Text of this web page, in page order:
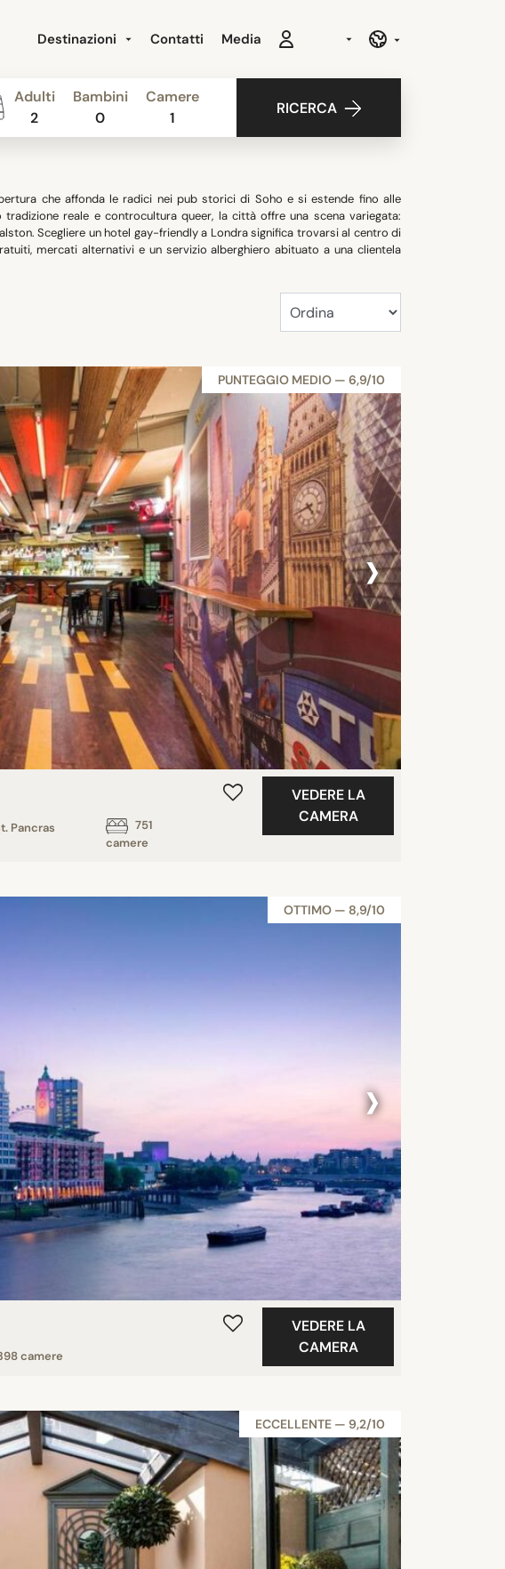
Destinazioni Contatti Media
Adulti
2
Bambini
0
Camere
1
RICERCA
che affonda le radici nei pub storici di Soho e si estende fino alle
reale e controcultura queer, la città offre una scena variegata:
Scegliere un hotel gay-friendly a Londra significa trovarsi al centro di
mercati alternativi e un servizio alberghiero abituato a una clientela
PUNTEGGIO MEDIO — 6,9/10
›
Pancras
751
camere
VEDERE LA
CAMERA
OTTIMO — 8,9/10
›
camere
VEDERE LA
CAMERA
ECCELLENTE — 9,2/10